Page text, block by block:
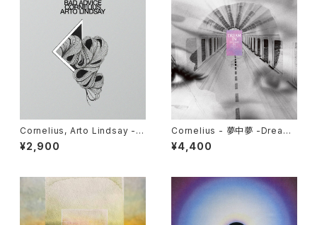
Cornelius, Arto Lindsay - B
ad Advice / Mind Train "12"
¥2,900
Cornelius - 夢中夢 -Dream I
n Dream- "LP"
¥4,400